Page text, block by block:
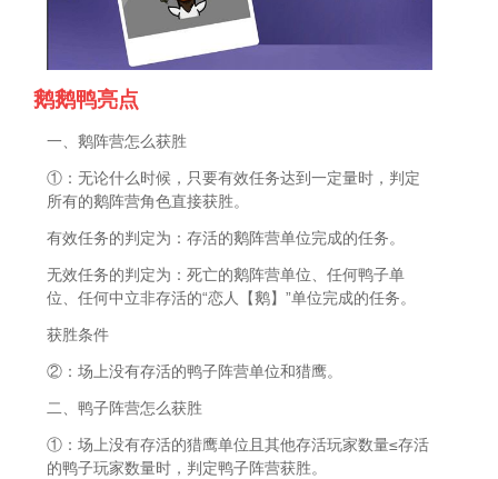
鹅鹅鸭亮点
一、鹅阵营怎么获胜
①：无论什么时候，只要有效任务达到一定量时，判定
所有的鹅阵营角色直接获胜。
有效任务的判定为：存活的鹅阵营单位完成的任务。
无效任务的判定为：死亡的鹅阵营单位、任何鸭子单
位、任何中立非存活的“恋人【鹅】”单位完成的任务。
获胜条件
②：场上没有存活的鸭子阵营单位和猎鹰。
二、鸭子阵营怎么获胜
①：场上没有存活的猎鹰单位且其他存活玩家数量≤存活
的鸭子玩家数量时，判定鸭子阵营获胜。